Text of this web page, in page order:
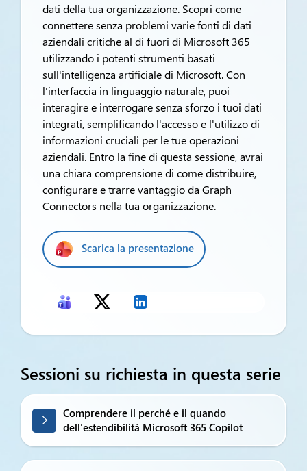
dati della tua organizzazione. Scopri come
connettere senza problemi varie fonti di dati
aziendali critiche al di fuori di Microsoft 365
utilizzando i potenti strumenti basati
sull'intelligenza artificiale di Microsoft. Con
l'interfaccia in linguaggio naturale, puoi
interagire e interrogare senza sforzo i tuoi dati
integrati, semplificando l'accesso e l'utilizzo di
informazioni cruciali per le tue operazioni
aziendali. Entro la fine di questa sessione, avrai
una chiara comprensione di come distribuire,
configurare e trarre vantaggio da Graph
Connectors nella tua organizzazione.
Scarica la presentazione
Sessioni su richiesta in questa serie
Comprendere il perché e il quando
dell'estendibilità Microsoft 365 Copilot